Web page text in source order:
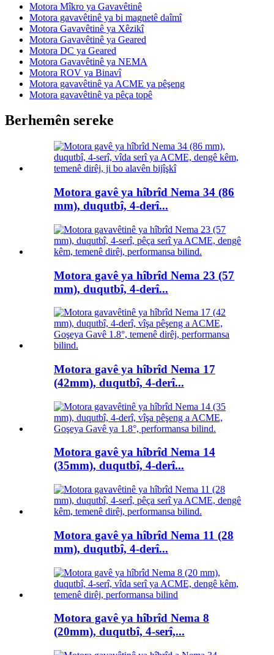
Motora Mîkro ya Gavavêtinê
Motora gavavêtinê ya bi magnetê daîmî
Motora Gavavêtinê ya Xêzikî
Motora Gavavêtinê ya Geared
Motora DC ya Geared
Motora Gavavêtinê ya NEMA
Motora ROV ya Binavî
Motora gavavêtinê ya ACME ya pêşeng
Motora gavavêtinê ya pêça topê
Berhemên sereke
Motora gavê ya hîbrîd Nema 34 (86
mm), duqutbî, 4-derî...
Motora gavê ya hîbrîd Nema 23 (57
mm), duqutbî, 4-derî...
Motora gavê ya hîbrîd Nema 17
(42mm), duqutbî, 4-derî...
Motora gavê ya hîbrîd Nema 14
(35mm), duqutbî, 4-derî...
Motora gavê ya hîbrîd Nema 11 (28
mm), duqutbî, 4-derî...
Motora gavê ya hîbrîd Nema 8
(20mm), duqutbî, 4-serî,...